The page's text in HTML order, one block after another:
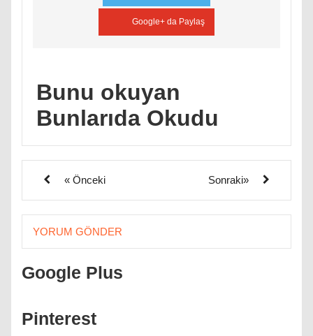
Google+ da Paylaş
Bunu okuyan
Bunlarıda Okudu
« Önceki Sonraki»
YORUM GÖNDER
Google Plus
Pinterest